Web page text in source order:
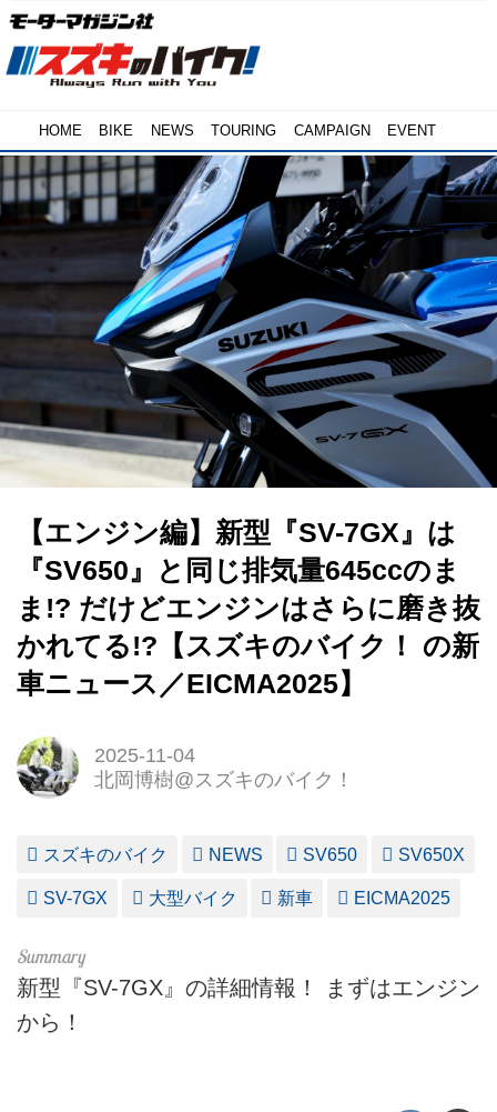
HOME BIKE NEWS TOURING CAMPAIGN EVENT
【エンジン編】新型『SV-7GX』は
『SV650』と同じ排気量645ccのま
ま!? だけどエンジンはさらに磨き抜
かれてる!?【スズキのバイク！ の新
車ニュース／EICMA2025】
2025-11-04
北岡博樹@スズキのバイク！
スズキのバイク NEWS SV650 SV650X
SV-7GX 大型バイク 新車 EICMA2025
新型『SV-7GX』の詳細情報！ まずはエンジン
から！